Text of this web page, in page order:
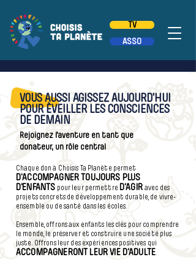
TV
ASSO
VOUS AUSSI AGISSEZ AUJOURD'HUI
POUR ÈVEILLER LES CONSCIENCES
DE DEMAIN
Rejoignez l'aventure en tant que
donateur, un rôle central
Chaque don à Choisis Ta Planète permet
D'ACCOMPAGNER TOUJOURS PLUS
D'ENFANTS pour leur permettreD'AGIRavec des
projets concrets de développement durable, de vivre-
ensemble ou de santé dans les écoles.
Ensemble, offrons aux enfants les clés pour comprendre
le monde, le préserver et construire une société plus
juste. Offrons leur des expériences positives qui
ACCOMPAGNERONT LEUR VIE D'ADULTE.